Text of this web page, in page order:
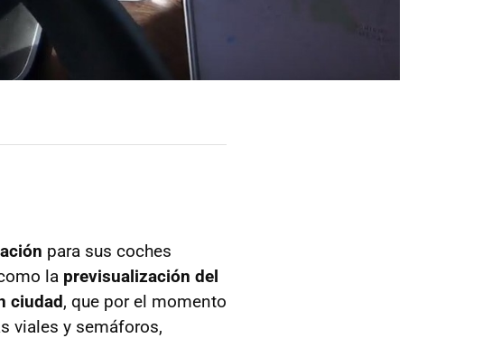
para sus coches
la previsualización del
ciudad, que por el momento
viales y semáforos,